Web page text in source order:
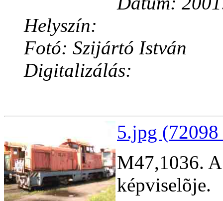
Helyszín:
Fotó: Szijártó István
Digitalizálás:
5.jpg (72098
M47,1036.
képviselõje.